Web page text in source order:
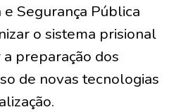
e Segurança Pública
o sistema prisional
preparação dos
de novas tecnologias